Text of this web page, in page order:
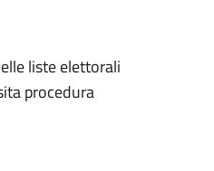
liste elettorali
procedura